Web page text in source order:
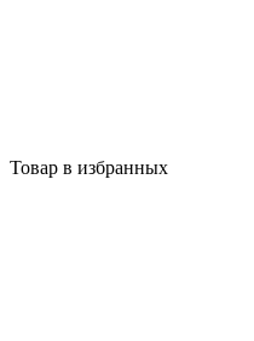
Товар в избранных